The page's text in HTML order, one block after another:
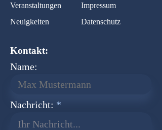
Veranstaltungen
Impressum
Neuigkeiten
Datenschutz
Kontakt:
Name:
Nachricht:
Ihr Nachricht...